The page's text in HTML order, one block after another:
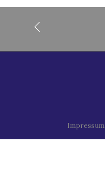
Impressum